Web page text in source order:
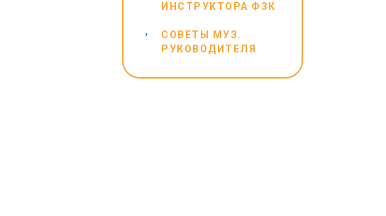
ИНСТРУКТОРА ФЗК
СОВЕТЫ МУЗ.
РУКОВОДИТЕЛЯ